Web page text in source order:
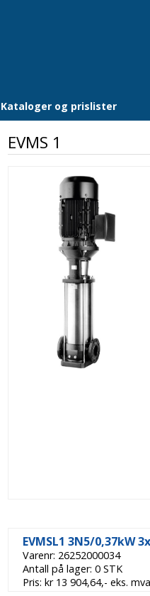
Kataloger og prislister
EVMS 1
EVMSL1 3N5/0,37kW
Varenr: 26252000034
Antall på lager: 0 STK
Pris: kr 13 904,64,- eks. mva